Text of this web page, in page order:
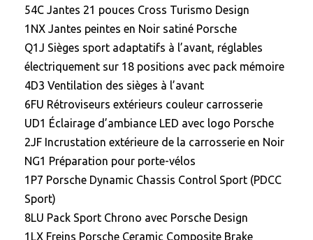
54C Jantes 21 pouces Cross Turismo Design
1NX Jantes peintes en Noir satiné Porsche
Q1J Sièges sport adaptatifs à l’avant, réglables
électriquement sur 18 positions avec pack mémoire
4D3 Ventilation des sièges à l’avant
6FU Rétroviseurs extérieurs couleur carrosserie
UD1 Éclairage d’ambiance LED avec logo Porsche
2JF Incrustation extérieure de la carrosserie en Noir
NG1 Préparation pour porte-vélos
1P7 Porsche Dynamic Chassis Control Sport (PDCC
Sport)
8LU Pack Sport Chrono avec Porsche Design
1LX Freins Porsche Ceramic Composite Brake